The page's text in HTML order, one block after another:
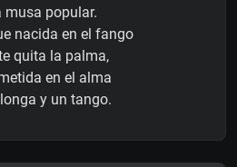
musa popular.
nacida en el fango
quita la palma,
en el alma
y un tango.